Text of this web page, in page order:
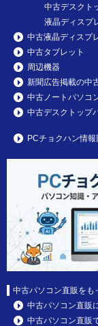
中古デスクト
液晶ディスプ
中古液晶ディスプ
中古タブレット
周辺機器
新聞広告掲載の中
中古ノートパソコ
中古デスクトップ
PCチョクハン情
中古パソコン直販をも
中古パソコン直販
中古パソコン直販